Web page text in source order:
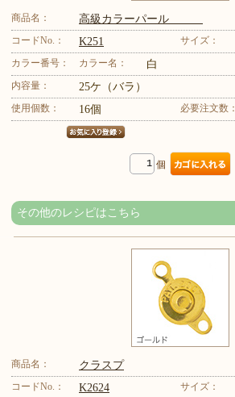
商品名： 高級カラーパール
コードNo.： K251 サイズ：
カラー番号： カラー名： 白
内容量： 25ケ（バラ）
使用個数： 16個 必要注文数：
個
その他のレシピはこちら
商品名： クラスプ
コードNo.： K2624 サイズ：